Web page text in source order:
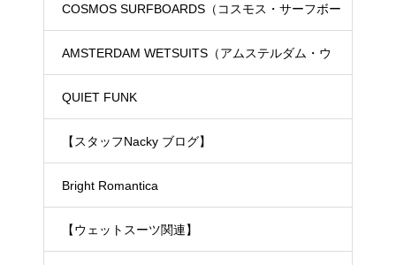
COSMOS SURFBOARDS（コスモス・サーフボー
ド）
AMSTERDAM WETSUITS（アムステルダム・ウ
ェットスーツ）
QUIET FUNK
【スタッフNacky ブログ】
Bright Romantica
【ウェットスーツ関連】